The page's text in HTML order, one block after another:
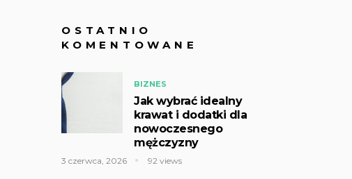
OSTATNIO
KOMENTOWANE
BIZNES
Jak wybrać idealny
krawat i dodatki dla
nowoczesnego
mężczyzny
3 czerwca, 2026 92 views